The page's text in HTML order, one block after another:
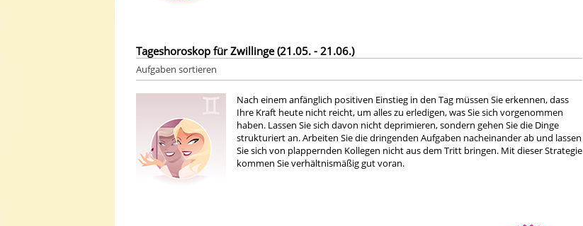
Tageshoroskop für Zwillinge (21.05. - 21.06.)
Aufgaben sortieren
Nach einem anfänglich positiven Einstieg in den Tag müssen Sie erkennen, dass
Ihre Kraft heute nicht reicht, um alles zu erledigen, was Sie sich vorgenommen
haben. Lassen Sie sich davon nicht deprimieren, sondern gehen Sie die Dinge
strukturiert an. Arbeiten Sie die dringenden Aufgaben nacheinander ab und lassen
Sie sich von plappernden Kollegen nicht aus dem Tritt bringen. Mit dieser Strategie
kommen Sie verhältnismäßig gut voran.